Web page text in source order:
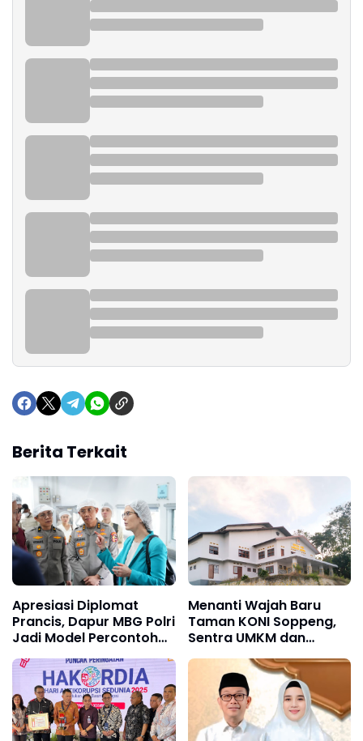
Berita Terkait
Apresiasi Diplomat
Prancis, Dapur MBG Polri
Jadi Model Percontohan
Pangan Berkelanjutan
Menanti Wajah Baru
Taman KONI Soppeng,
Sentra UMKM dan
Kuliner